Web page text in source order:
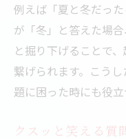
例えば「夏と冬だっ
が「冬」と答えた場
と掘り下げることで
繋げられます。こう
題に困った時にも役
クスッと笑える質